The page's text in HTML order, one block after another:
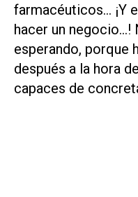
farmacéuticos… ¡Y
hacer un negocio…!
esperando, porque
después a la hora
capaces de